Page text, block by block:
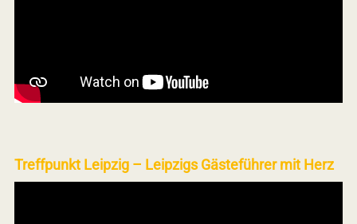
Treffpunkt Leipzig – Leipzigs Gästeführer mit Herz